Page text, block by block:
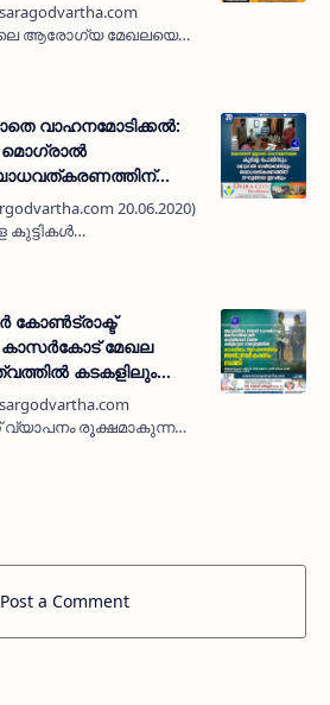
ആരോഗ്യ മേഖലയെ
മുസ്ലിം
നിയോജക
വാഹനമോടിക്കല്‍:
മൊഗ്രാല്‍
20.06.2020) 18
ഓടിക്കുകയും,
തുടര്‍ക്കഥയാവുന്ന
കോൺട്രാക്ട്
മേഖല
കടകളിലും
നടത്തി
വ്യാപനം രൂക്ഷമാകുന്ന
സംഘടനകളും
പ്രതിരോധ
Post a Comment